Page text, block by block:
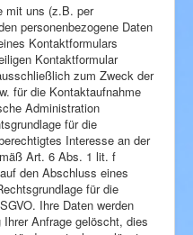
mit uns (z.B. per
personenbezogene Daten
Kontaktformulars
Kontaktformular
zum Zweck der
für die Kontaktaufnahme
Administration
für die
Interesse an der
Art. 6 Abs. 1 lit. f
den Abschluss eines
für die
Ihre Daten werden
Anfrage gelöscht, dies